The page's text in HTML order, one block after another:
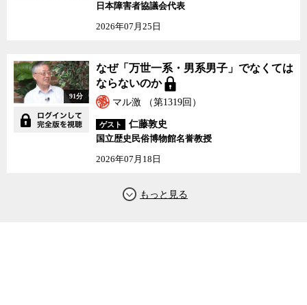
日本障害者協議会代表
2026年07月25日
91分
なぜ「万世一系・男系男子」でなくては
ならないのか
マル激 （第1319回）
ゲスト
仁藤敦史
国立歴史民俗博物館名誉教授
2026年07月18日